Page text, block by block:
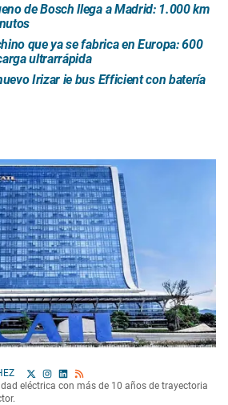
de Bosch llega a Madrid: 1.000 km
que ya se fabrica en Europa: 600
ultrarrápida
Irizar ie bus Efficient con batería
eléctrica con más de 10 años de trayectoria